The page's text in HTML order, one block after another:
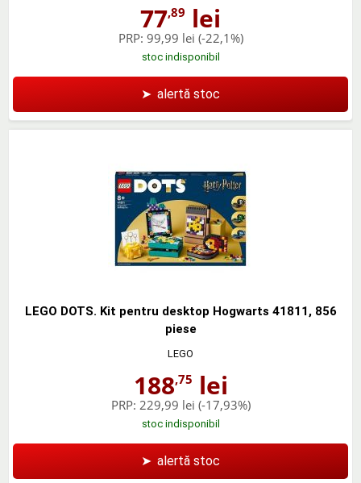
77,89 lei
PRP: 99,99 lei (-22,1%)
stoc indisponibil
➤ alertă stoc
LEGO DOTS. Kit pentru desktop Hogwarts 41811, 856
piese
LEGO
188,75 lei
PRP: 229,99 lei (-17,93%)
stoc indisponibil
➤ alertă stoc